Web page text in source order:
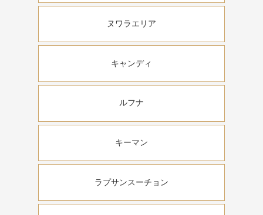
ヌワラエリア
キャンディ
ルフナ
キーマン
ラプサンスーチョン